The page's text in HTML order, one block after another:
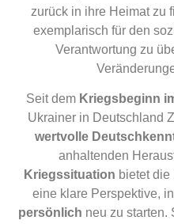
zurück in ihre Heimat zu
exemplarisch für den
Verantwortung zu
Seit dem Kriegsbeginn
Ukrainer in Deutschland
wertvolle
anhaltenden
Kriegssituation bietet die
eine klare Perspektive,
persönlich neu zu starten.